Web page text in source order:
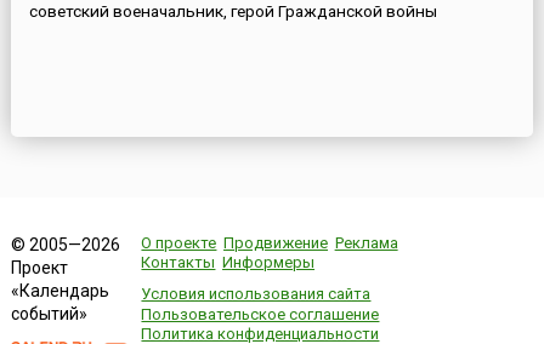
советский военачальник, герой Гражданской войны
© 2005—2026
Проект
«Календарь
событий»
О проекте Продвижение Реклама
Контакты Информеры
Условия использования сайта
Пользовательское соглашение
Политика конфиденциальности